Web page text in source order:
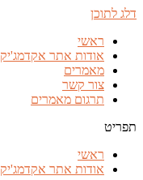
דלג לתוכן
ראשי
אודות אתר אקדמג'יק
מאמרים
צור קשר
תרגום מאמרים
תפריט
ראשי
אודות אתר אקדמג'יק